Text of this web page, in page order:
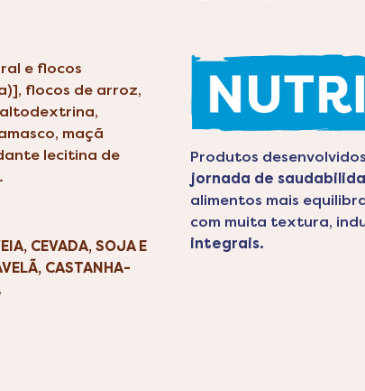
e flocos
flocos de arroz,
maçã
lecitina de
CEVADA, SOJA E
CASTANHA-
Produtos
jornada de
alimentos mais
com muita textura,
integrais.